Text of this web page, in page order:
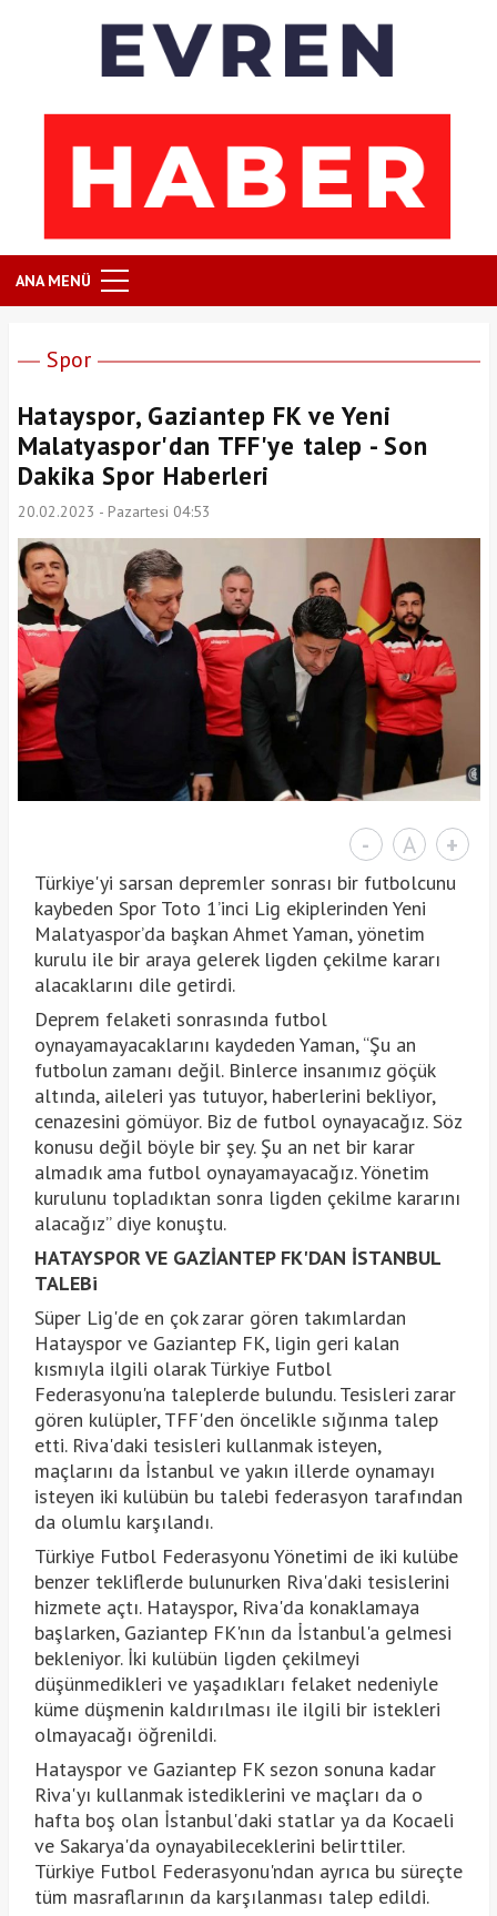
ANA MENÜ
Spor
Hatayspor, Gaziantep FK ve Yeni
Malatyaspor'dan TFF'ye talep - Son
Dakika Spor Haberleri
20.02.2023 - Pazartesi 04:53
- A +
Türkiye'yi sarsan depremler sonrası bir futbolcunu
kaybeden Spor Toto 1’inci Lig ekiplerinden Yeni
Malatyaspor’da başkan Ahmet Yaman, yönetim
kurulu ile bir araya gelerek ligden çekilme kararı
alacaklarını dile getirdi.
Deprem felaketi sonrasında futbol
oynayamayacaklarını kaydeden Yaman, “Şu an
futbolun zamanı değil. Binlerce insanımız göçük
altında, aileleri yas tutuyor, haberlerini bekliyor,
cenazesini gömüyor. Biz de futbol oynayacağız. Söz
konusu değil böyle bir şey. Şu an net bir karar
almadık ama futbol oynayamayacağız. Yönetim
kurulunu topladıktan sonra ligden çekilme kararını
alacağız” diye konuştu.
HATAYSPOR VE GAZİANTEP FK'DAN İSTANBUL
TALEBi
Süper Lig'de en çok zarar gören takımlardan
Hatayspor ve Gaziantep FK, ligin geri kalan
kısmıyla ilgili olarak Türkiye Futbol
Federasyonu'na taleplerde bulundu. Tesisleri zarar
gören kulüpler, TFF'den öncelikle sığınma talep
etti. Riva'daki tesisleri kullanmak isteyen,
maçlarını da İstanbul ve yakın illerde oynamayı
isteyen iki kulübün bu talebi federasyon tarafından
da olumlu karşılandı.
Türkiye Futbol Federasyonu Yönetimi de iki kulübe
benzer tekliflerde bulunurken Riva'daki tesislerini
hizmete açtı. Hatayspor, Riva'da konaklamaya
başlarken, Gaziantep FK'nın da İstanbul'a gelmesi
bekleniyor. İki kulübün ligden çekilmeyi
düşünmedikleri ve yaşadıkları felaket nedeniyle
küme düşmenin kaldırılması ile ilgili bir istekleri
olmayacağı öğrenildi.
Hatayspor ve Gaziantep FK sezon sonuna kadar
Riva'yı kullanmak istediklerini ve maçları da o
hafta boş olan İstanbul'daki statlar ya da Kocaeli
ve Sakarya'da oynayabileceklerini belirttiler.
Türkiye Futbol Federasyonu'ndan ayrıca bu süreçte
tüm masraflarının da karşılanması talep edildi.